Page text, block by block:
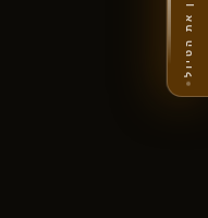
תכנן את הטיול